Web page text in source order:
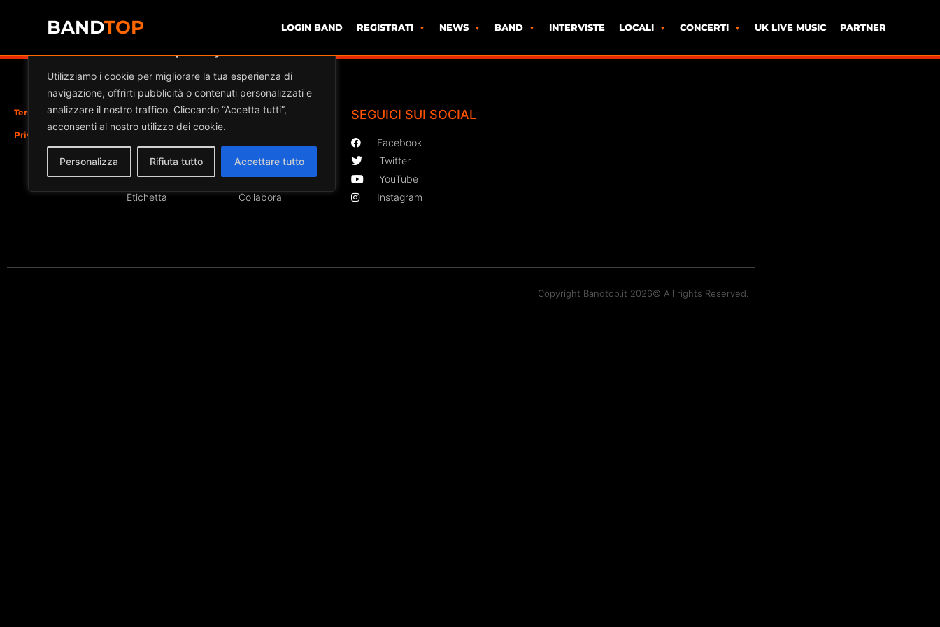
Utilizziamo i cookie per migliorare la tua esperienza di
navigazione, offrirti pubblicità o contenuti personalizzati e
analizzare il nostro traffico. Cliccando “Accetta tutti”,
acconsenti al nostro utilizzo dei cookie.
Personalizza Rifiuta tutto Accettare tutto
BANDTOP LOGIN BAND REGISTRATI NEWS BAND INTERVISTE LOCALI CONCERTI UK LIVE MUSIC PARTNER
Termini e Condizioni
Privacy Cookie Policy
Iscriviti
Locale
Insegnante
Etichetta
Sezioni
Eventi
Partner
Collabora
SEGUICI SUI SOCIAL
Facebook
Twitter
YouTube
Instagram
Copyright Bandtop.it 2026© All rights Reserved.